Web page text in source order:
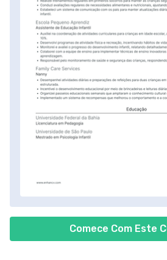
Comece Com Este